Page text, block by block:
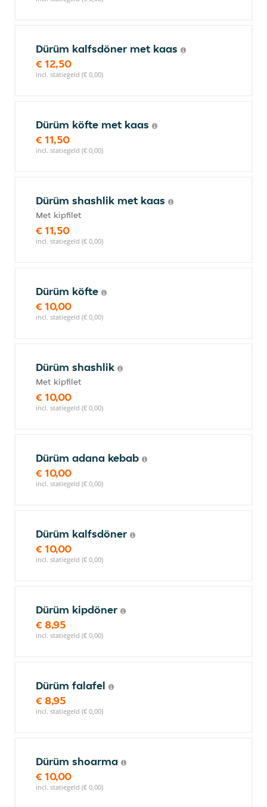
Dürüm kalfsdöner met kaas
€ 12,50
incl. statiegeld (€ 0,00)
Dürüm köfte met kaas
€ 11,50
incl. statiegeld (€ 0,00)
Dürüm shashlik met kaas
Met kipfilet
€ 11,50
incl. statiegeld (€ 0,00)
Dürüm köfte
€ 10,00
incl. statiegeld (€ 0,00)
Dürüm shashlik
Met kipfilet
€ 10,00
incl. statiegeld (€ 0,00)
Dürüm adana kebab
€ 10,00
incl. statiegeld (€ 0,00)
Dürüm kalfsdöner
€ 10,00
incl. statiegeld (€ 0,00)
Dürüm kipdöner
€ 8,95
incl. statiegeld (€ 0,00)
Dürüm falafel
€ 8,95
incl. statiegeld (€ 0,00)
Dürüm shoarma
€ 10,00
incl. statiegeld (€ 0,00)